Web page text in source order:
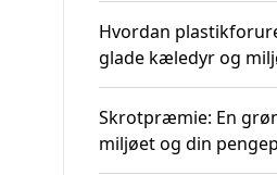
Hvordan
glade kæledyr og
Skrotpræmie: En
miljøet og din